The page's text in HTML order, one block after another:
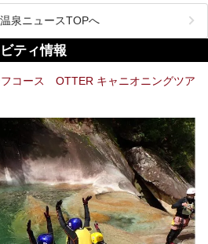
府温泉巡りの参考になればと思います。
別府八湯を巡る体験型イベントで、施設を回
タンプを集めて温泉名人の認定を目指すと
から夜遅くまでやっている地元に根付いた銭
みの大きな施設など様々な形態の温泉があり
てはいかがでしょうか？
泉ニュースTOPへ
ティ情報
フコース OTTER キャニオニングツア